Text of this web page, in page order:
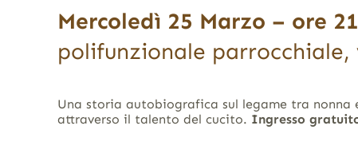
Mercoledì 25 Marzo – ore
polifunzionale parrocchiale,
Una storia autobiografica sul legame tra
attraverso il talento del cucito. Ingresso